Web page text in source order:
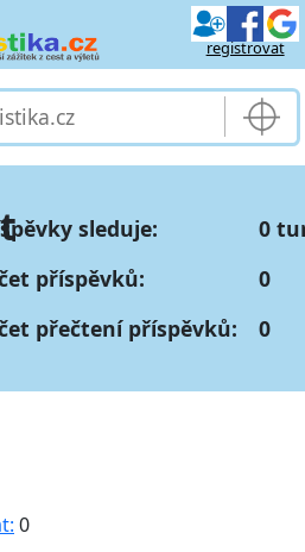
registrovat
sleduje:
0
příspěvků:
0
přečtení příspěvků:
0
0